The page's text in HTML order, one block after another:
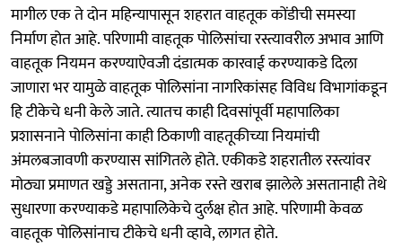
मागील एक ते दोन महिन्यापासून शहरात वाहतूक कोंडीची समस्या
निर्माण होत आहे. परिणामी वाहतूक पोलिसांचा रस्त्यावरील अभाव आणि
वाहतूक नियमन करण्याऐवजी दंडात्मक कारवाई करण्याकडे दिला
जाणारा भर यामुळे वाहतूक पोलिसांना नागरिकांसह विविध विभागांकडून
हि टीकेचे धनी केले जाते. त्यातच काही दिवसांपूर्वी महापालिका
प्रशासनाने पोलिसांना काही ठिकाणी वाहतूकीच्या नियमांची
अंमलबजावणी करण्यास सांगितले होते. एकीकडे शहरातील रस्त्यांवर
मोठ्या प्रमाणत खड्डे असताना, अनेक रस्ते खराब झालेले असतानाही तेथे
सुधारणा करण्याकडे महापालिकेचे दुर्लक्ष होत आहे. परिणामी केवळ
वाहतूक पोलिसांनाच टीकेचे धनी व्हावे, लागत होते.